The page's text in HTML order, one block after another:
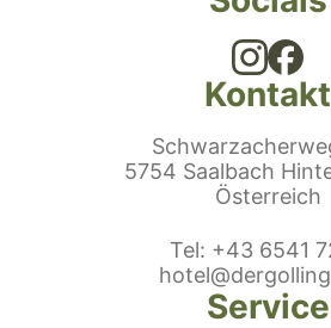
Kontakt
5754 Saalbach
Österreich
Telefonnummer
: +43 6541
E-Mail:
Service